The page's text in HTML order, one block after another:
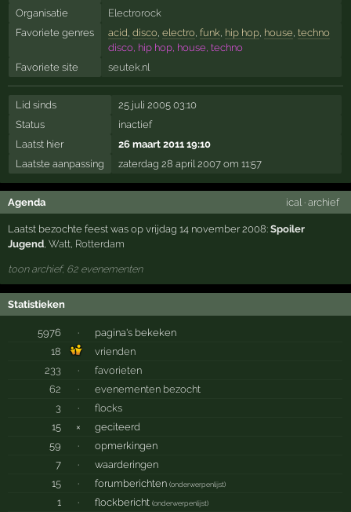
Organisatie
Electrorock
Favoriete genres
acid disco, electro, funk, hip hop, house techno
disco, hip hop, house, techno
Favoriete site
seutek.nl
Lid sinds
25 juli 2005 03:10
Status
inactief
Laatst hier
26 maart 2011 19:10
Laatste aanpassing
zaterdag 28 april 2007 om 11:57
Agenda ical· archief
Laatst bezochte feest was op vrijdag 14 november 2008:Spoiler
Jugend,Watt, Rotterdam
toon archief, 62 evenementen
Statistieken
5976 ·
pagina's bekeken
18
vrienden
233
·
favorieten
62
·
evenementen bezocht
3
·
flocks
15
×
geciteerd
59
·
opmerkingen
7
·
waarderingen
15
· forumberichten(onderwerpenlijst)
1 · flockbericht(onderwerpenlijst)